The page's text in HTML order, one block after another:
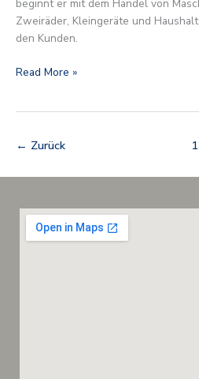
beginnt er mit dem Handel von
Zweiräder, Kleingeräte und
den Kunden.
Read More »
← Zurück 1